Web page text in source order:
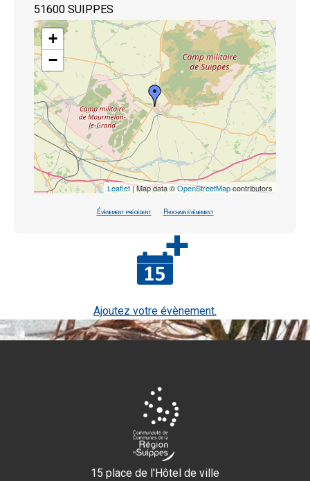
51600 SUIPPES
+
−
Leaflet| Map data ©OpenStreetMapcontributors
Évènement précédent Prochain évènement
Ajoutez votre évènement.
15 place de l'Hôtel de ville